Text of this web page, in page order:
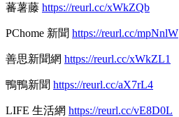
蕃薯藤 https://reurl.cc/xWkZQb
PChome 新聞 https://reurl.cc/mpNnlW
善思新聞網 https://reurl.cc/xWkZL1
鴨鴨新聞 https://reurl.cc/aX7rL4
LIFE 生活網 https://reurl.cc/vE8D0L